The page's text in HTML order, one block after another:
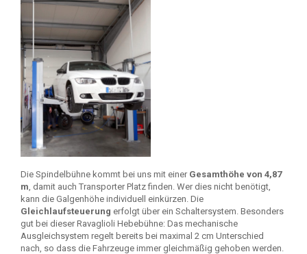
Die Spindelbühne kommt bei uns mit einer Gesamthöhe von 4,87
m , damit auch Transporter Platz finden. Wer dies nicht benötigt,
kann die Galgenhöhe individuell einkürzen. Die
Gleichlaufsteuerung erfolgt über ein Schaltersystem. Besonders
gut bei dieser Ravaglioli Hebebühne: Das mechanische
Ausgleichsystem regelt bereits bei maximal 2 cm Unterschied
nach, so dass die Fahrzeuge immer gleichmäßig gehoben werden.